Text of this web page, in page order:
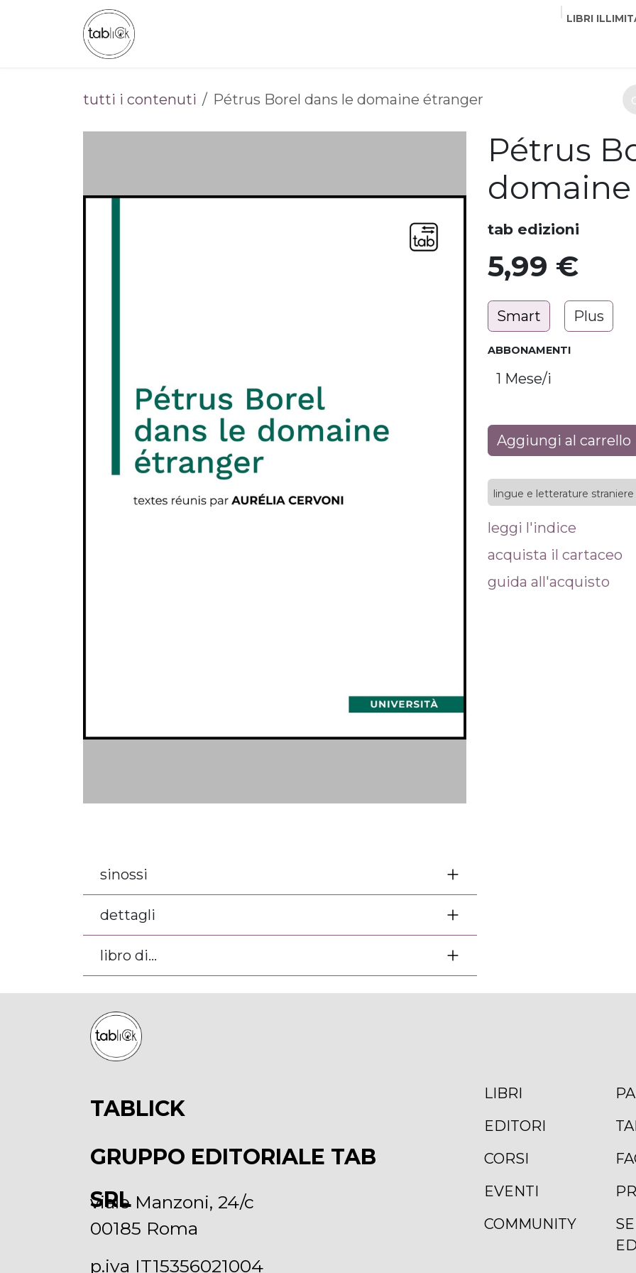
Passa al contenuto LIBRI
tutti i contenuti Pétrus Borel dans le domaine étranger
Pétrus
tab edizioni
5,99 €
Smart Plus
ABBONAMENTI
Aggiungi al carrello
lingue e letterature straniere
leggi l'indice
acquista il cartaceo
guida all'acquisto
sinossi
dettagli
libro di...
viale Manzoni, 24/c
00185 Roma
p.iva IT15356021004
LIBRI
EDITORI
CORSI
EVENTI
COMMUNITY
TABLICK
GRUPPO EDITORIALE TAB
SRL